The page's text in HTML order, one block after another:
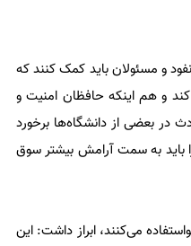
و مسئولان باید کمک کنند که
و هم اینکه حافظان امنیت و
در بعضی از دانشگاه‌ها برخورد
باید به سمت آرامش بیشتر سوق
می‌کنند، ابراز داشت: این